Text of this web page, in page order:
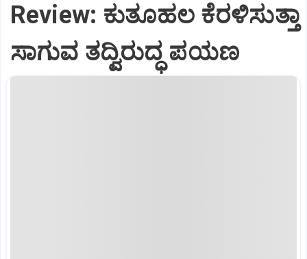
Review: ಕುತೂಹಲ ಕೆರಳಿಸುತ್ತಾ
ಸಾಗುವ ತದ್ವಿರುದ್ಧ ಪಯಣ